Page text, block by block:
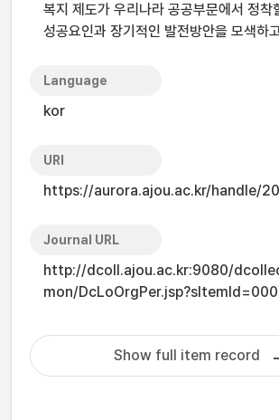
복지 제도가 우리나라 공공부문에서 정착
성공요인과 장기적인 발전방안을 모색하
Language
kor
URI
https://aurora.ajou.ac.kr/handle/
Journal URL
http://dcoll.ajou.ac.kr:9080/
mon/
Show full item record